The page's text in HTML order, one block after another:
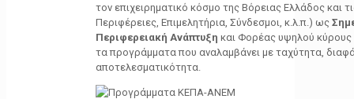
τον επιχειρηματικό κόσμο της Βόρειας Ελλάδος και
Περιφέρειες, Επιμελητήρια, Σύνδεσμοι, κ.λ.π.) ως
Περιφερειακή Ανάπτυξη και Φορέας υψηλού κύρους
τα προγράμματα που αναλαμβάνει με ταχύτητα,
αποτελεσματικότητα.